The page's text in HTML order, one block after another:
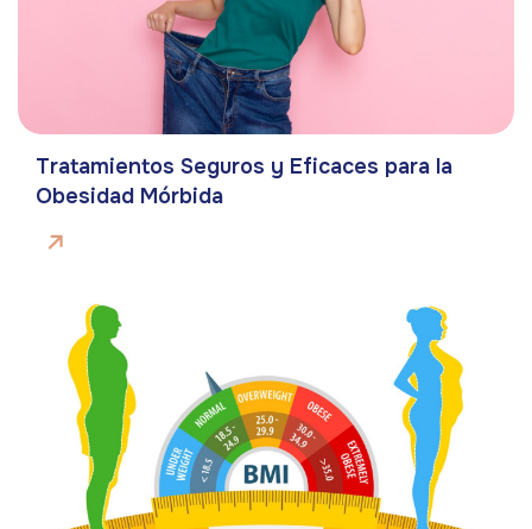
Tratamientos Seguros y Eficaces para la
Obesidad Mórbida